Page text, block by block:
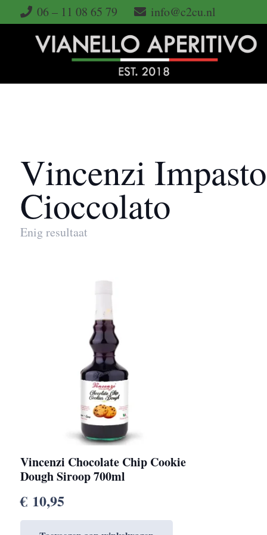
06 – 11 08 65 79 info@c2cu.nl
Vincenzi
Cioccolato
Enig resultaat
Vincenzi Chocolate Chip Cookie
Dough Siroop 700ml
€10,95